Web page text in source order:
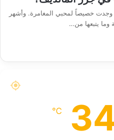
وجدت خصيصاً لمحبي المغامرة. وأشهر
يتبعها من…
℃